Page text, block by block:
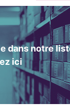
dans notre
ici